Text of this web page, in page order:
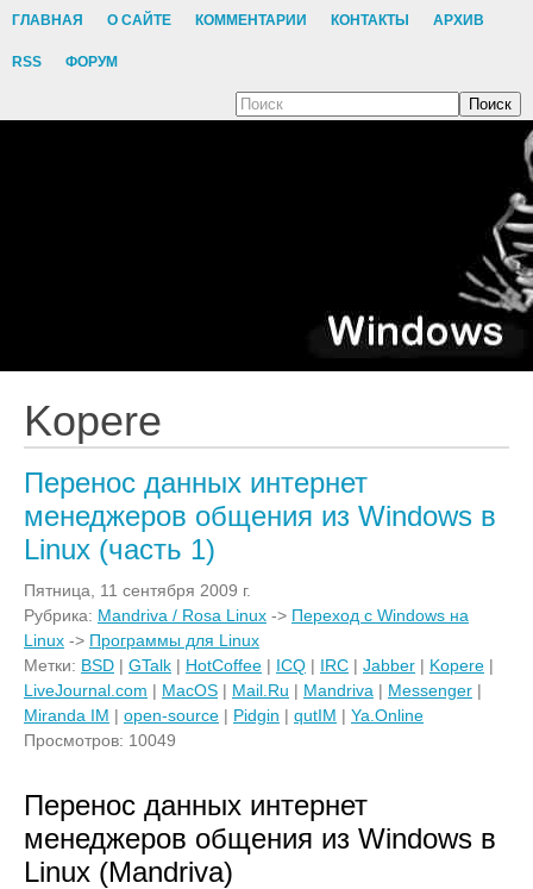
ГЛАВНАЯ О САЙТЕ КОММЕНТАРИИ КОНТАКТЫ АРХИВ
RSS ФОРУМ
Поиск
Kopere
Перенос данных интернет
менеджеров общения из Windows в
Linux (часть 1)
Пятница, 11 сентября 2009 г.
Рубрика: Mandriva / Rosa Linux -> Переход с Windows на
Linux -> Программы для Linux
Метки: BSD | GTalk | HotCoffee | ICQ | IRC | Jabber | Kopere |
LiveJournal.com | MacOS | Mail.Ru | Mandriva | Messenger |
Miranda IM | open-source | Pidgin | qutIM | Ya.Online
Просмотров: 10049
Перенос данных интернет
менеджеров общения из Windows в
Linux (Mandriva)